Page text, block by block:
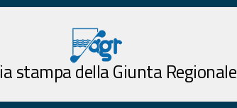
stampa della Giunta Regionale